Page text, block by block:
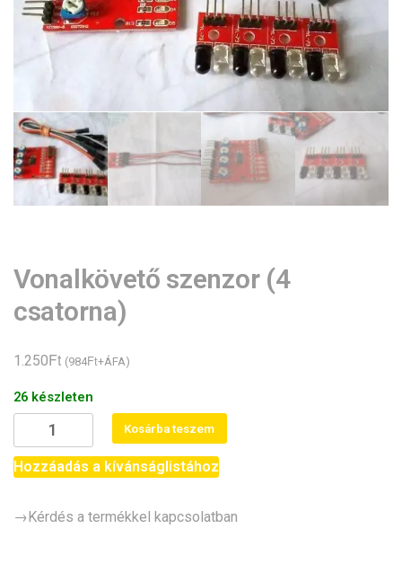
Vonalkövető szenzor (4
csatorna)
1.250Ft (984Ft+ÁFA)
26 készleten
Vonalkövető
szenzor
(4
mennyiség
Kosárba teszem
Hozzáadás a kívánságlistához
→Kérdés a termékkel kapcsolatban